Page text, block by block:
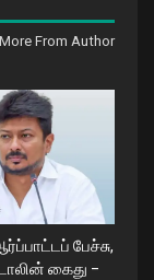
More From Author
பேச்சு,
கைது –